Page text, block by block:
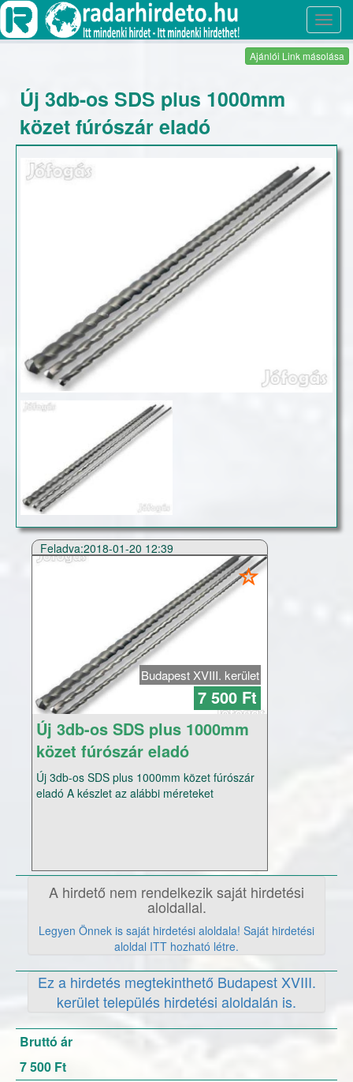
Ajánlói Link másolása
Új 3db-os SDS plus 1000mm
közet fúrószár eladó
Feladva:2018-01-20 12:39
Budapest XVIII. kerület
7 500 Ft
Új 3db-os SDS plus 1000mm
közet fúrószár eladó
Új 3db-os SDS plus 1000mm közet fúrószár
eladó A készlet az alábbi méreteket
megrendelheti. Szállítási idő 1-2
munkanapon belül az Ország bármely
pontjára. Telefonos elérhetőségünk:
hívható Hétvégén és ünnepnapon is)
(Továbbá,amennyiben nem tudom fogadni
köszönöm Az Árak Változásának Jogát
fenntartjuk! Kérem tekintse meg többi
hirdetésünket is!!
A hirdető nem rendelkezik saját hirdetési
aloldallal.
Legyen Önnek is saját hirdetési aloldala! Saját hirdetési
aloldal ITT hozható létre.
Ez a hirdetés megtekinthető Budapest XVIII.
kerület település hirdetési aloldalán is.
Bruttó ár
7 500 Ft